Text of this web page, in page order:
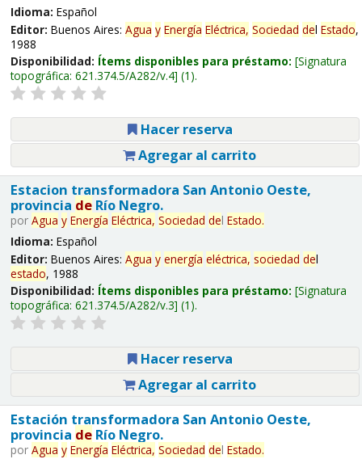
Idioma: Español
Editor: Buenos Aires: Agua y Energía Eléctrica, Sociedad del Estado,
1988
Disponibilidad: Ítems disponibles para préstamo: Signatura
topográfica: 621.374.5/A282/v.4 (1).
Hacer reserva
Agregar al carrito
Estacion transformadora San Antonio Oeste,
provincia deRío Negro.
por Agua y Energía Eléctrica, Sociedad del Estado.
Idioma: Español
Editor: Buenos Aires: Agua y energía eléctrica, sociedad del
estado, 1988
Disponibilidad: Ítems disponibles para préstamo: Signatura
topográfica: 621.374.5/A282/v.3 (1).
Hacer reserva
Agregar al carrito
Estación transformadora San Antonio Oeste,
provincia deRío Negro.
por Agua y Energía Eléctrica, Sociedad del Estado.